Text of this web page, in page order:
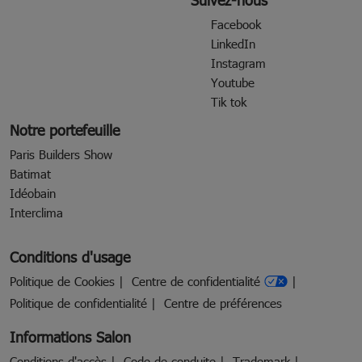
Facebook
LinkedIn
Instagram
Youtube
Tik tok
Notre portefeuille
Paris Builders Show
Batimat
Idéobain
Interclima
Conditions d'usage
Politique de Cookies
Centre de confidentialité
Politique de confidentialité
Centre de préférences
Informations Salon